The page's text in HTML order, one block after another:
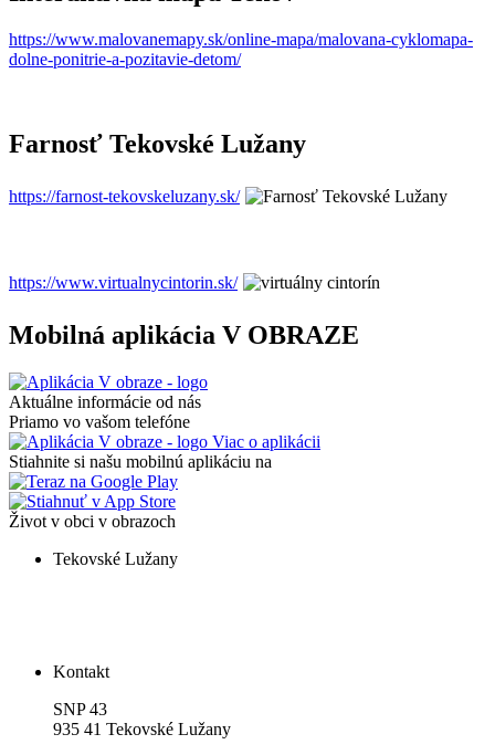
https://www.malovanemapy.sk/online-mapa/malovana-cyklomapa-
dolne-ponitrie-a-pozitavie-detom/
Farnosť Tekovské Lužany
https://farnost-tekovskeluzany.sk/
https://www.virtualnycintorin.sk/
Mobilná aplikácia V OBRAZE
Aktuálne informácie od nás
Priamo vo vašom telefóne
Viac o aplikácii
Stiahnite si našu mobilnú aplikáciu na
Život v obci v obrazoch
Tekovské Lužany
Kontakt
SNP 43
935 41 Tekovské Lužany